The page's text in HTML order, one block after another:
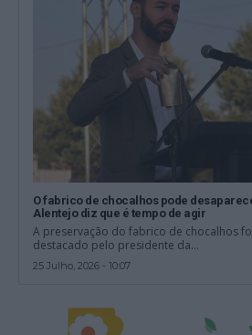
O fabrico de chocalhos pode
Alentejo diz que é tempo de agir
A preservação do fabrico de chocalhos
destacado pelo presidente da...
25 Julho, 2026 - 10:07